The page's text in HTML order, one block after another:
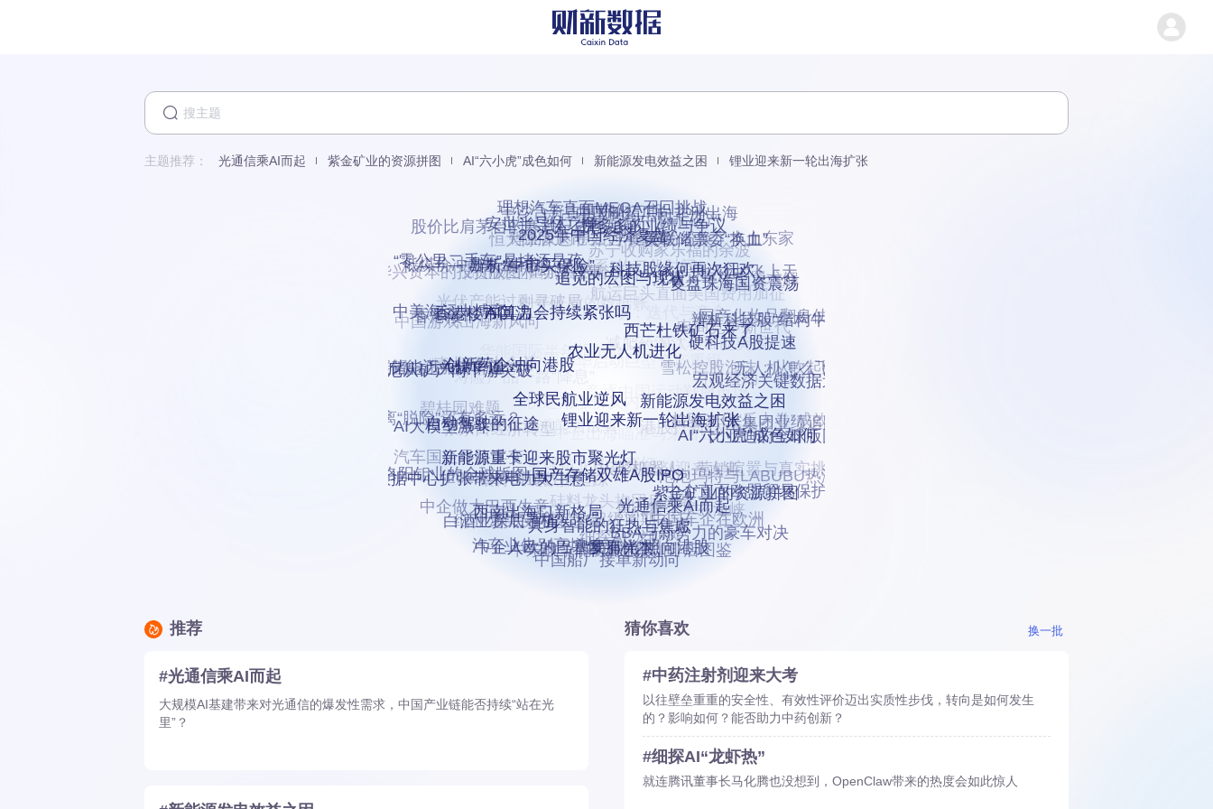
主题推荐： 光通信乘AI而起 紫金矿业的资源拼图 AI“六小虎”成色如何 新能源发电效益之困 锂业迎来新一轮出海扩张
光通信乘AI而起
紫金矿业的资源拼图
AI“六小虎”成色如何
新能源发电效益之困
锂业迎来新一轮出海扩张
国产存储双雄A股IPO
具身智能的狂热与焦虑
“要有光”照向港股
BBA与新势力的豪车对决
中企直面欧盟贸易保护
比亚迪的全球版图
宏观经济关键数据追踪
硬科技A股提速
西芒杜铁矿石来了
农业无人机进化
全球民航业逆风
新能源重卡迎来股市聚光灯
西南出海口新格局
中企入欧的巴塞罗那样本
中国船厂接单新动向
中国连锁咖啡店图鉴
中国车企在欧洲
泡泡玛特与LABUBU热潮
小米集团业绩追踪
无人机怎么飞
辨析科技股“结构牛市”
复盘珠海国资震荡
科技股缘何再次狂欢
追觅的宏图与现状
AI算力会持续紧张吗
创新药企冲向港股
自动驾驶的征途
数据中心扩张带来电力大生意
白酒业探底寻机
汽车业告别高增长
中东战争能源冲击波
细探AI“龙虾热”
焦点霍尔木兹海峡
人形机器人：营销喧嚣与真实挑战
检验光伏“反内卷”成效
雪松控股泡沫：从吹起到破灭
国产化妆品翻身仗
“地沟油”飞上天
美联储票委“换血”
拼多多的业绩与争议
2025年中国经济复盘
辨析“牛市买保险”
香港楼市回温
印尼从矿产向下游突破
AI大模型激斗
洛阳钼业的全球版图
中企做大巴西生意
纸业龙头反内卷之后
解析存储芯片超级周期
硅料龙头抱团反内卷
中药注射剂迎来大考
港股打新“大变身”
万科渡劫
电商竞争新世代
深圳写字楼空置求解
“洋餐饮”纷纷换了本土东家
中国制药厂向非洲出海
理想汽车直面MEGA召回挑战
安世半导体之争
“零公里二手车”是堵还是疏
中美海运大博弈
新型储能迈入快车道
融创离“脱险”还有多远？
汽车国企寻路谋变
2025国庆消费
银行关键数据追踪
全球钴业风云变幻
中企出海瞄准马来西亚
竞逐中国运动鞋服市场
减肥药淘汰赛谁能突围
航运巨头直面美国费用加征
苏宁收购家乐福的余波
医疗集采首现中标后破产
中沙合资古雷炼化二期
股价比肩茅台的寒武纪成色如何
低煤价冲击煤企利润
香港楼市
展望中俄旅游升温
碧桂园难题
张家口经济转型
中欧新通道能否成真
快递用涨价反内卷
中国神华启动巨型资产重组
微短剧市场：迭代与竞合
“新城系”的二代时间
锂业反内卷如何动真格
恒大除牌退市
华兴资本的投资版图和动荡往事
中国游戏出海新风向
“南北船”大合并
寿险产品一路“降息”
华能国际半年报的喜与忧
中年失业的数据账
商业物业回到投资者视野
光伏产能过剩寻破局
推荐
#光通信乘AI而起
大规模AI基建带来对光通信的爆发性需求，中国产业链能否持续“站在光
里”？
猜你喜欢 换一批
#中药注射剂迎来大考
以往壁垒重重的安全性、有效性评价迈出实质性步伐，转向是如何发生
的？影响如何？能否助力中药创新？
#细探AI“龙虾热”
就连腾讯董事长马化腾也没想到，OpenClaw带来的热度会如此惊人